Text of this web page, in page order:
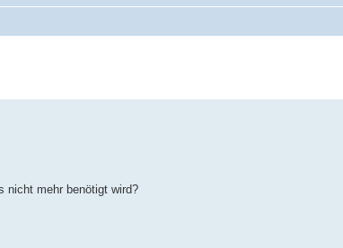
nicht mehr benötigt wird?